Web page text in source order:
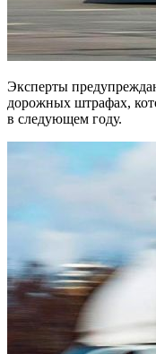
Эксперты
дорожных штрафах,
в следующем году.